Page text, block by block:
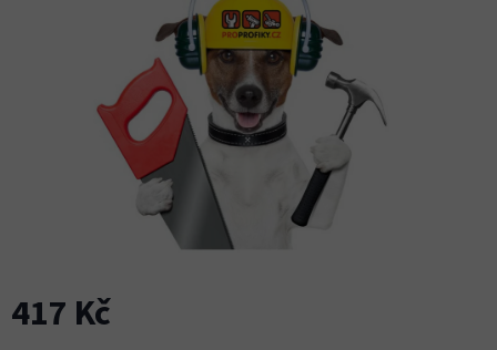
417 Kč